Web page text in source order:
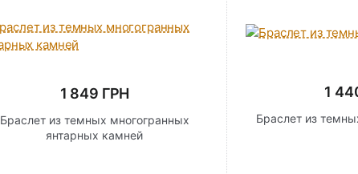
1 849 ГРН
Браслет из темных многогранных
янтарных камней
1
Браслет из